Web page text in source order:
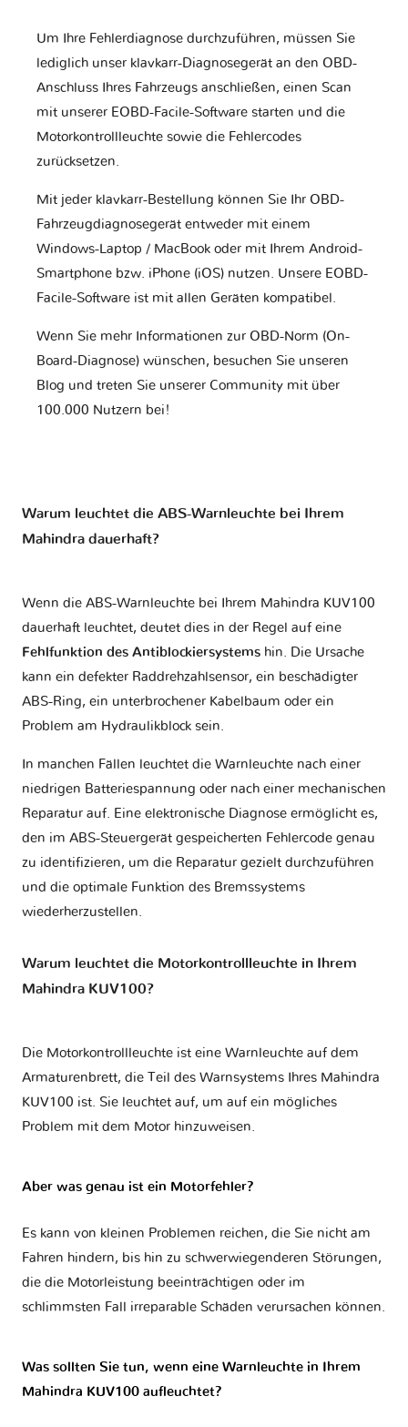
Um Ihre Fehlerdiagnose durchzuführen, müssen Sie
lediglich unser klavkarr-Diagnosegerät an den OBD-
Anschluss Ihres Fahrzeugs anschließen, einen Scan
mit unserer EOBD-Facile-Software starten und die
Motorkontrollleuchte sowie die Fehlercodes
zurücksetzen.
Mit jeder klavkarr-Bestellung können Sie Ihr OBD-
Fahrzeugdiagnosegerät entweder mit einem
Windows-Laptop / MacBook oder mit Ihrem Android-
Smartphone bzw. iPhone (iOS) nutzen. Unsere EOBD-
Facile-Software ist mit allen Geräten kompatibel.
Wenn Sie mehr Informationen zur OBD-Norm (On-
Board-Diagnose) wünschen, besuchen Sie unseren
Blog und treten Sie unserer Community mit über
100.000 Nutzern bei!
Warum leuchtet die ABS-Warnleuchte bei Ihrem
Mahindra dauerhaft?
Wenn die ABS-Warnleuchte bei Ihrem Mahindra KUV100
dauerhaft leuchtet, deutet dies in der Regel auf eine
Fehlfunktion des Antiblockiersystems hin. Die Ursache
kann ein defekter Raddrehzahlsensor, ein beschädigter
ABS-Ring, ein unterbrochener Kabelbaum oder ein
Problem am Hydraulikblock sein.
In manchen Fällen leuchtet die Warnleuchte nach einer
niedrigen Batteriespannung oder nach einer mechanischen
Reparatur auf. Eine elektronische Diagnose ermöglicht es,
den im ABS-Steuergerät gespeicherten Fehlercode genau
zu identifizieren, um die Reparatur gezielt durchzuführen
und die optimale Funktion des Bremssystems
wiederherzustellen.
Warum leuchtet die Motorkontrollleuchte in Ihrem
Mahindra KUV100?
Die Motorkontrollleuchte ist eine Warnleuchte auf dem
Armaturenbrett, die Teil des Warnsystems Ihres Mahindra
KUV100 ist. Sie leuchtet auf, um auf ein mögliches
Problem mit dem Motor hinzuweisen.
Aber was genau ist ein Motorfehler?
Es kann von kleinen Problemen reichen, die Sie nicht am
Fahren hindern, bis hin zu schwerwiegenderen Störungen,
die die Motorleistung beeinträchtigen oder im
schlimmsten Fall irreparable Schäden verursachen können.
Was sollten Sie tun, wenn eine Warnleuchte in Ihrem
Mahindra KUV100 aufleuchtet?